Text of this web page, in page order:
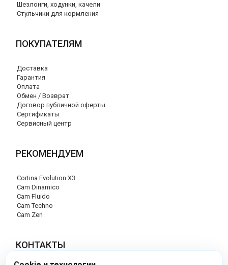
Шезлонги, ходунки, качели
Стульчики для кормления
ПОКУПАТЕЛЯМ
Доставка
Гарантия
Оплата
Обмен / Возврат
Договор публичной оферты
Сертификаты
Сервисный центр
РЕКОМЕНДУЕМ
Cortina Evolution X3
Cam Dinamico
Cam Fluido
Cam Techno
Cam Zen
КОНТАКТЫ